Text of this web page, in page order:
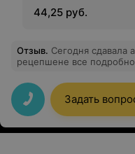
44,25 руб.
Отзыв. Сегодня сдавала
рецепшене все
бонус кофе
Задать